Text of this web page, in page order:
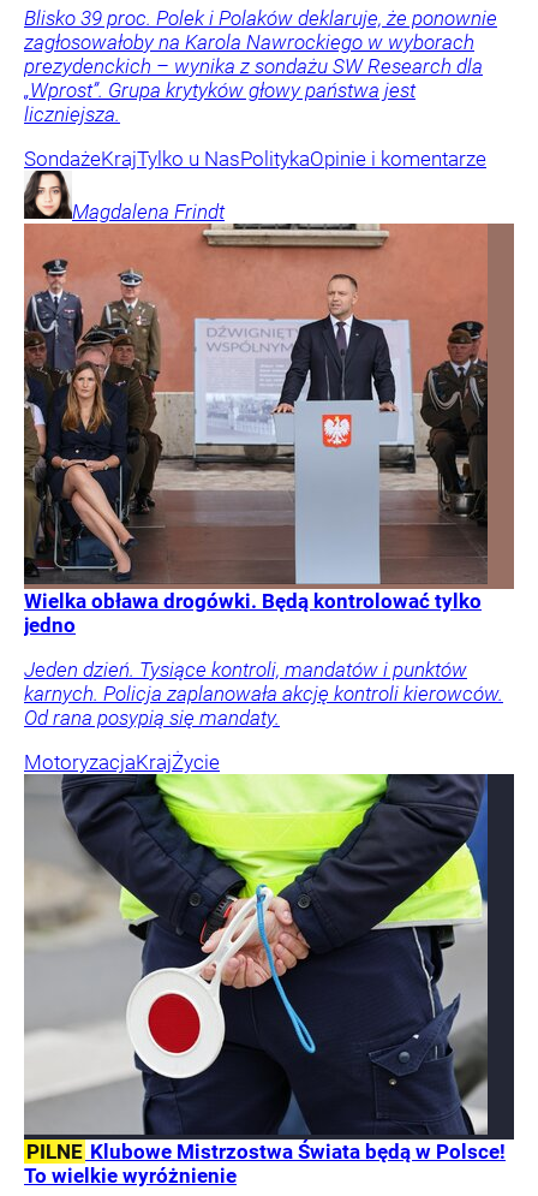
Blisko 39 proc. Polek i Polaków deklaruje, że ponownie
zagłosowałoby na Karola Nawrockiego w wyborach
prezydenckich – wynika z sondażu SW Research dla
„Wprost”. Grupa krytyków głowy państwa jest
liczniejsza.
SondażeKrajTylko u NasPolitykaOpinie i komentarze
Magdalena Frindt
Wielka obława drogówki. Będą kontrolować tylko
jedno
Jeden dzień. Tysiące kontroli, mandatów i punktów
karnych. Policja zaplanowała akcję kontroli kierowców.
Od rana posypią się mandaty.
MotoryzacjaKrajŻycie
PILNE Klubowe Mistrzostwa Świata będą w Polsce!
To wielkie wyróżnienie